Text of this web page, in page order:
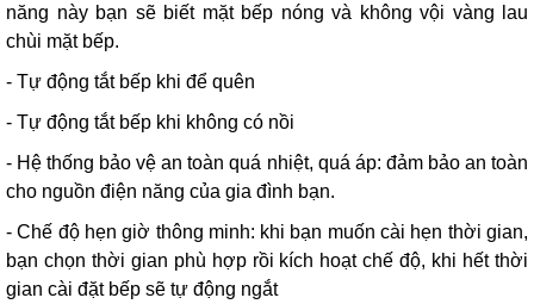
năng này bạn sẽ biết mặt bếp nóng và không vội vàng lau
chùi mặt bếp.
- Tự động tắt bếp khi để quên
- Tự động tắt bếp khi không có nồi
- Hệ thống bảo vệ an toàn quá nhiệt, quá áp: đảm bảo an toàn
cho nguồn điện năng của gia đình bạn.
- Chế độ hẹn giờ thông minh: khi bạn muốn cài hẹn thời gian,
bạn chọn thời gian phù hợp rồi kích hoạt chế độ, khi hết thời
gian cài đặt bếp sẽ tự động ngắt